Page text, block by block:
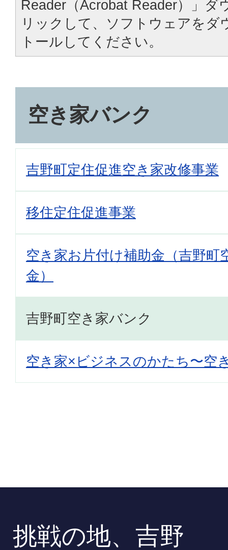
Reader（Acrobat Reader）」ダ
リックして、ソフトウェアをダ
トールしてください。
空き家バンク
吉野町定住促進空き家改修事業
移住定住促進事業
空き家お片付け補助金（吉野町
金）
吉野町空き家バンク
空き家×ビジネスのかたち〜空
挑戦の地、吉野